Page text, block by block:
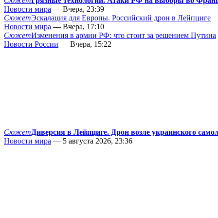
Новости мира — Вчера, 23:39
СюжетЭскалация для Европы. Российский дрон в Лейпциге
Новости мира — Вчера, 17:10
СюжетИзменения в армии РФ: что стоит за решением Путина
Новости России — Вчера, 15:22
СюжетДиверсия в Лейпциге. Дрон возле украинского
Новости мира — 5 августа 2026, 23:36